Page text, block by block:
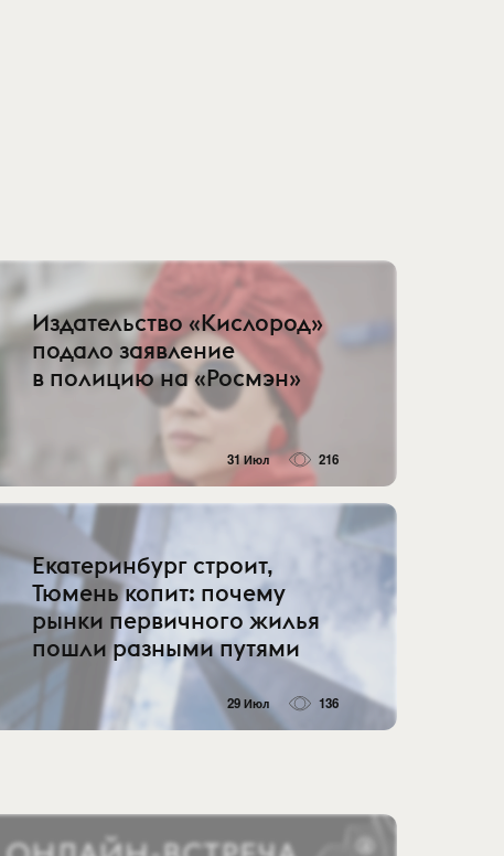
Издательство «Кислород»
подало заявление
в полицию на «Росмэн»
31 Июл 216
Екатеринбург строит,
Тюмень копит: почему
рынки первичного жилья
пошли разными путями
29 Июл 136